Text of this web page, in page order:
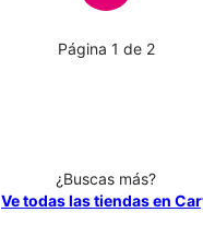
Página 1 de 2
¿Buscas más?
Ve todas las tiendas en